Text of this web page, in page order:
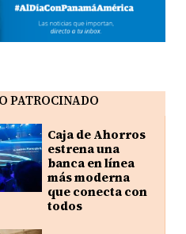
PATROCINADO
Caja de Ahorros
estrena una
banca en línea
más moderna
que conecta con
todos